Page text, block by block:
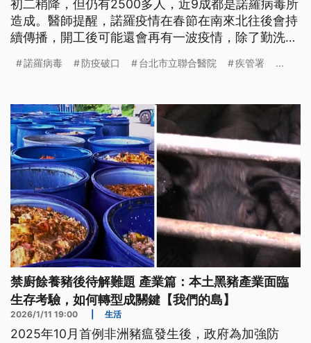
初二稍降，但仍有2500多人，近9成都是諾羅病毒所
造成。醫師提醒，諾羅疫情在春節在南來北往後會持
續傳播，開工後可能還會再有一波疫情，除了勤洗
議使用熱水洗過再烘乾。
諾羅病毒 防疫破口 台北市立聯合醫院 疾管署 ...
禁廚餘養豬後待解難題 產業篇：本土黑豬產業面臨
生存考驗，如何轉型成關鍵【我們的島】
2026/1/11 19:00 生活
2025年10月首例非洲豬瘟發生後，政府為加強防